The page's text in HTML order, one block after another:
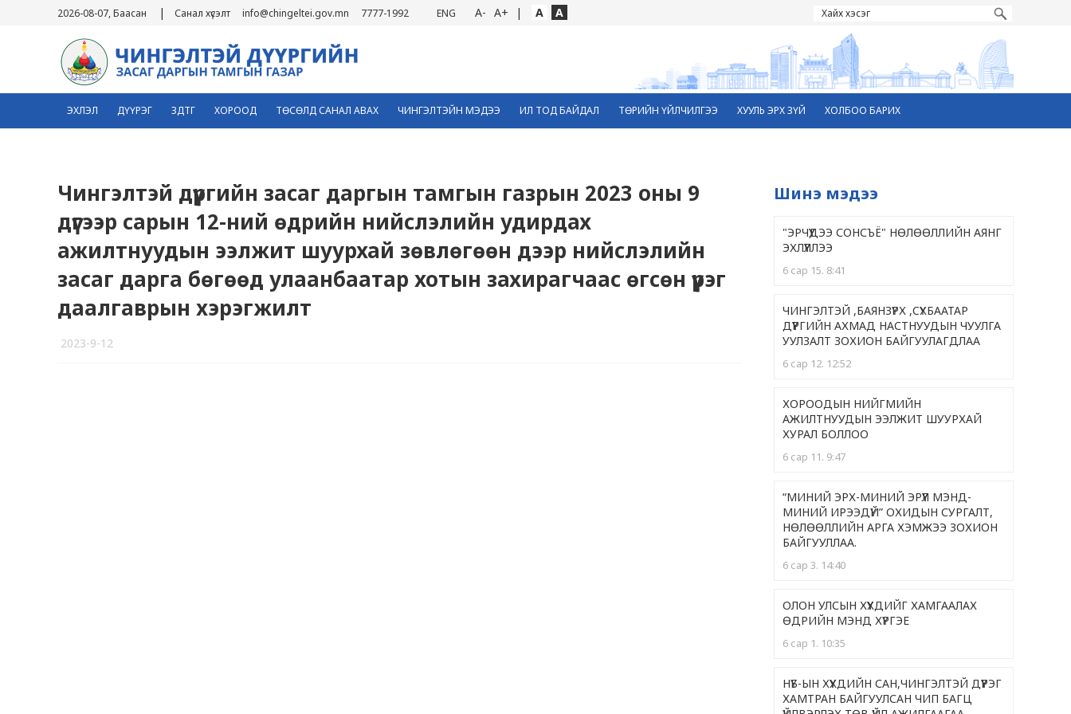
2026-08-07, Баасан | Санал хүсэлт info@chingeltei.gov.mn 7777-1992 ENG A- A+ | A A
ЭХЛЭЛ ДҮҮРЭГ ЗДТГ ХОРООД ТӨСӨЛД САНАЛ АВАХ ЧИНГЭЛТЭЙН МЭДЭЭ ИЛ ТОД БАЙДАЛ ТӨРИЙН ҮЙЛЧИЛГЭЭ ХУУЛЬ ЭРХ ЗҮЙ ХОЛБОО БАРИХ
Чингэлтэй дүүргийн засаг даргын тамгын газрын 2023 оны 9
дүгээр сарын 12-ний өдрийн нийслэлийн удирдах
ажилтнуудын ээлжит шуурхай зөвлөгөөн дээр нийслэлийн
засаг дарга бөгөөд улаанбаатар хотын захирагчаас өгсөн үүрэг
даалгаврын хэрэгжилт
2023-9-12
Шинэ мэдээ
"ЭРЧҮҮДЭЭ СОНСЪЁ" НӨЛӨӨЛЛИЙН АЯНГ
ЭХЛҮҮЛЛЭЭ
6 сар 15. 8:41
ЧИНГЭЛТЭЙ ,БАЯНЗҮРХ ,CҮХБААТАР
ДҮҮРГИЙН АХМАД НАСТНУУДЫН ЧУУЛГА
УУЛЗАЛТ ЗОХИОН БАЙГУУЛАГДЛАА
6 сар 12. 12:52
ХОРООДЫН НИЙГМИЙН
АЖИЛТНУУДЫН ЭЭЛЖИТ ШУУРХАЙ
ХУРАЛ БОЛЛОО
6 сар 11. 9:47
“МИНИЙ ЭРХ-МИНИЙ ЭРҮҮЛ МЭНД-
МИНИЙ ИРЭЭДҮЙ” ОХИДЫН СУРГАЛТ,
НӨЛӨӨЛЛИЙН АРГА ХЭМЖЭЭ ЗОХИОН
БАЙГУУЛЛАА.
6 сар 3. 14:40
ОЛОН УЛСЫН ХҮҮХДИЙГ ХАМГААЛАХ
ӨДРИЙН МЭНД ХҮРГЭЕ
6 сар 1. 10:35
НҮБ-ЫН ХҮҮХДИЙН САН,ЧИНГЭЛТЭЙ ДҮҮРЭГ
ХАМТРАН БАЙГУУЛСАН ЧИП БАГЦ